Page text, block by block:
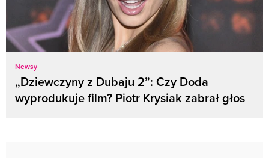
Newsy
„Dziewczyny z Dubaju 2”: Czy Doda
wyprodukuje film? Piotr Krysiak zabrał głos